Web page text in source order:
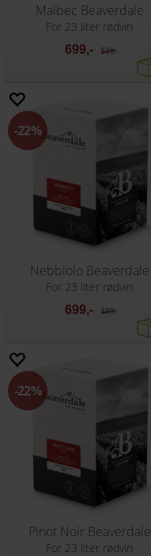
Malbec Beaverdale
For 23 liter rødvin
699,- 899,-
22%
Nebbiolo Beaverdale
For 23 liter rødvin
699,- 899,-
22%
Pinot Noir Beaverdale
For 23 liter rødvin